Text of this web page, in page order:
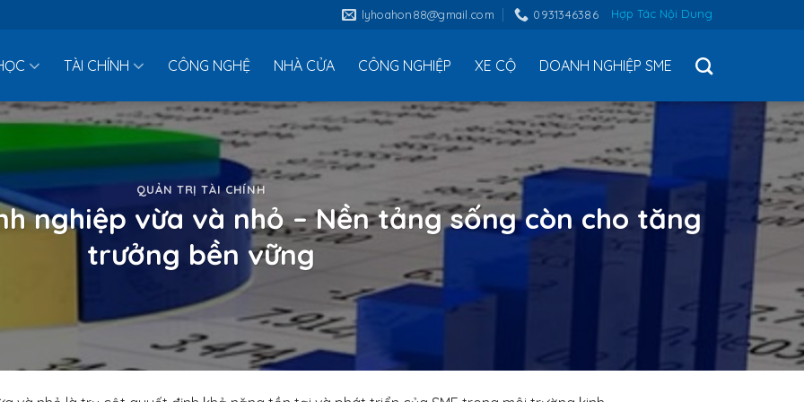
lyhoahon88@gmail.com 0931346386 Hợp Tác Nội Dung
TÀI CHÍNH CÔNG NGHỆ NHÀ CỬA CÔNG NGHIỆP XE CỘ DOANH NGHIỆP SME
QUẢN TRỊ TÀI CHÍNH
nghiệp vừa và nhỏ – Nền tảng sống còn cho tăng
trưởng bền vững